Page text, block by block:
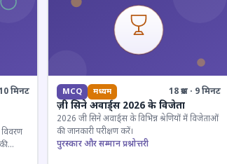
10 मिनट MCQ मध्यम 18 प्रश्न · 9 मिनट
ज़ी सिने अवार्ड्स 2026 के विजेता
2026 जी सिने अवार्ड्स के विभिन्न श्रेणियों में विजेताओं
की जानकारी परीक्षण करें।
पुरस्कार और सम्मान प्रश्नोत्तरी